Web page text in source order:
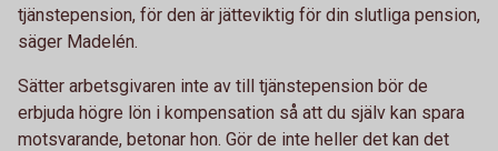
tjänstepension, för den är jätteviktig för din slutliga pension,
säger Madelén.
Sätter arbetsgivaren inte av till tjänstepension bör de
erbjuda högre lön i kompensation så att du själv kan spara
motsvarande, betonar hon. Gör de inte heller det kan det